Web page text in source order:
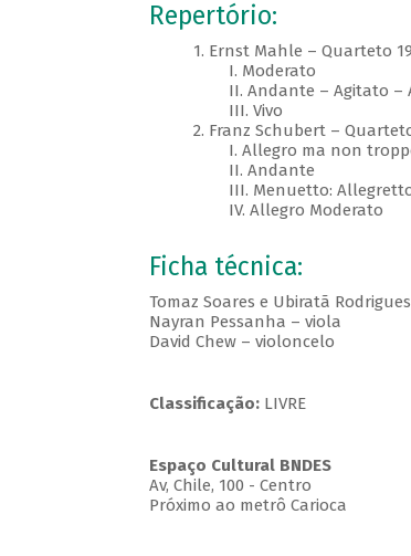
Repertório:
1. Ernst Mahle – Quarteto
I. Moderato
II. Andante – Agitato –
III. Vivo
2. Franz Schubert –
I. Allegro ma non
II. Andante
III. Menuetto: Allegretto
IV. Allegro Moderato
Ficha técnica:
Tomaz Soares e Ubiratã
Nayran Pessanha – viola
David Chew – violoncelo
Classificação:LIVRE
Espaço Cultural BNDES
Av, Chile, 100 - Centro
Próximo ao metrô Carioca